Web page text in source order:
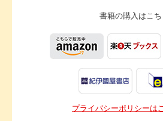
書籍の購入はこち
プライバシーポリシーは